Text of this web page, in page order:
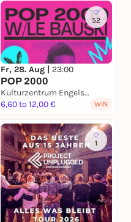
52
Fr, 28. Aug | 23:00
POP 2000
Kulturzentrum Engelsburg
6,60 to 12,00 €
WIN
1